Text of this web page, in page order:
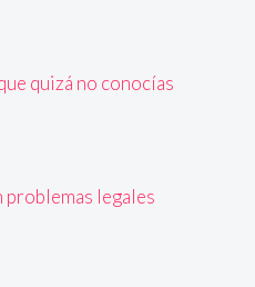
quizá no conocías
problemas legales